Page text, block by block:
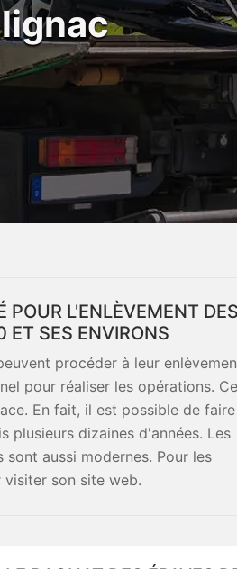
POUR L'ENLÈVEMENT DES
ET SES ENVIRONS
procéder à leur
pour réaliser les opérations.
En fait, il est possible de faire
plusieurs dizaines d'années. Les
aussi modernes. Pour les
son site web.